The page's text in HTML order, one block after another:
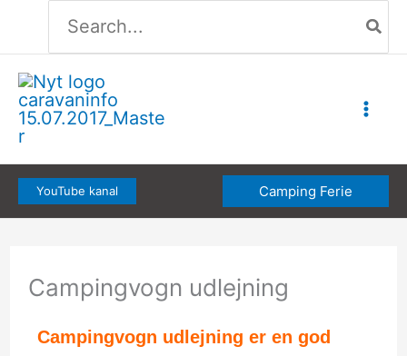
indholdet
efter:
YouTube kanal Camping Ferie
Campingvogn udlejning
Campingvogn udlejning er en god